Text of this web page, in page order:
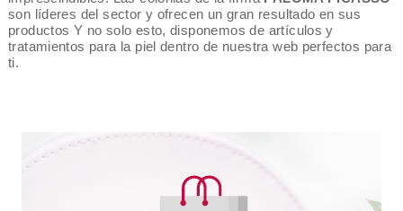
son líderes del sector y ofrecen un gran resultado en sus
productos Y no solo esto, disponemos de artículos y
tratamientos para la piel dentro de nuestra web perfectos para
ti.